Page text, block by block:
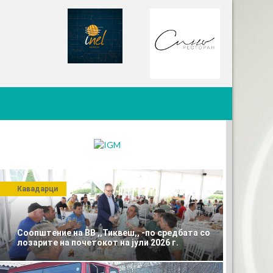
Соопштение на ВВ ,,Тиквеш,, -по средбата со
лозарите на почетокот на јули 2026 г.
Кавадарци